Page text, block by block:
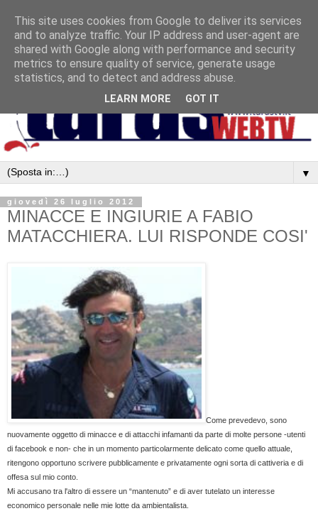
▼
giovedì 26 luglio 2012
MINACCE E INGIURIE A FABIO
MATACCHIERA. LUI RISPONDE COSI'
Come prevedevo, sono
nuovamente oggetto di minacce e di attacchi infamanti da parte di molte persone -utenti
di facebook e non- che in un momento particolarmente delicato come quello attuale,
ritengono opportuno scrivere pubblicamente e privatamente ogni sorta di cattiveria e di
offesa sul mio conto.
Mi accusano tra l'altro di essere un “mantenuto” e di aver tutelato un interesse
economico personale nelle mie lotte da ambientalista.
This site uses cookies from Google to deliver its services
and to analyze traffic. Your IP address and user-agent are
shared with Google along with performance and security
metrics to ensure quality of service, generate usage
statistics, and to detect and address abuse.
LEARN MORE GOT IT